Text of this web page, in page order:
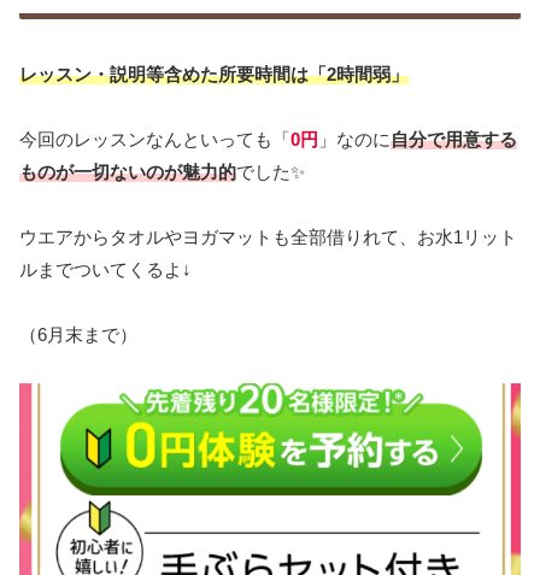
レッスン・説明等含めた所要時間は「2時間弱」
今回のレッスンなんといっても「0円 」なのに自分で用意する
ものが一切ないのが魅力的でした✨
ウエアからタオルやヨガマットも全部借りれて、お水1リット
ルまでついてくるよ↓
（6月末まで）